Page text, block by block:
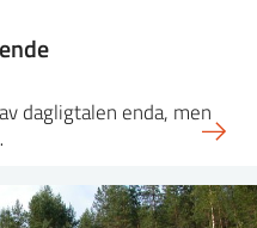
dagligtalen enda, men